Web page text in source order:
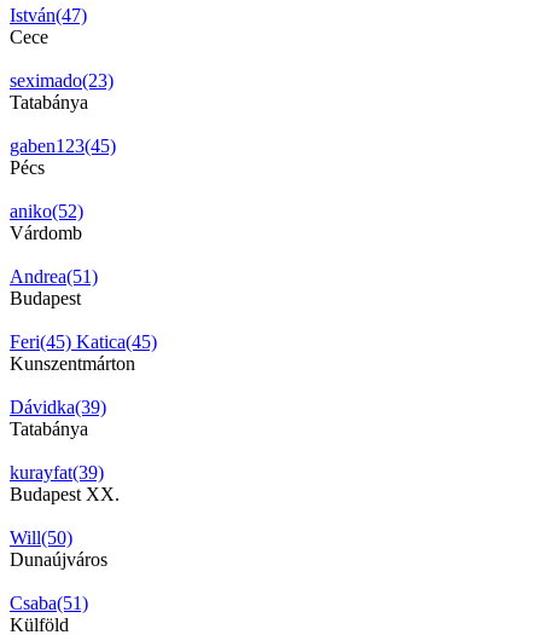
István(47)
Cece
seximado(23)
Tatabánya
gaben123(45)
Pécs
aniko(52)
Várdomb
Andrea(51)
Budapest
Feri(45) Katica(45)
Kunszentmárton
Dávidka(39)
Tatabánya
kurayfat(39)
Budapest XX.
Will(50)
Dunaújváros
Csaba(51)
Külföld